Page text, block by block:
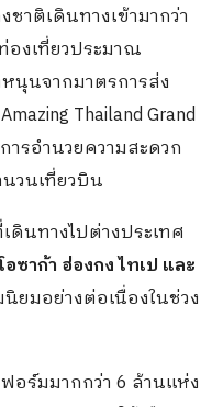
าติเดินทางเข้ามากว่า
องเที่ยวประมาณ
นุนจากมาตรการส่ง
Thailand Grand
ารอำนวยความสะดวก
วนเที่ยวบิน
ดินทางไปต่างประเทศ
อซาก้า ฮ่องกง ไทเป และ
ยมอย่างต่อเนื่องในช่วง
ร์มมากกว่า 6 ล้านแห่ง